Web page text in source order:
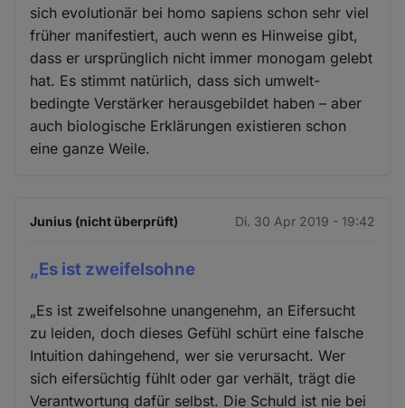
sich evolutionär bei homo sapiens schon sehr viel
früher manifestiert, auch wenn es Hinweise gibt,
dass er ursprünglich nicht immer monogam gelebt
hat. Es stimmt natürlich, dass sich umwelt-
bedingte Verstärker herausgebildet haben – aber
auch biologische Erklärungen existieren schon
eine ganze Weile.
Junius (nicht überprüft) Di. 30 Apr 2019 - 19:42
„Es ist zweifelsohne
„Es ist zweifelsohne unangenehm, an Eifersucht
zu leiden, doch dieses Gefühl schürt eine falsche
Intuition dahingehend, wer sie verursacht. Wer
sich eifersüchtig fühlt oder gar verhält, trägt die
Verantwortung dafür selbst. Die Schuld ist nie bei